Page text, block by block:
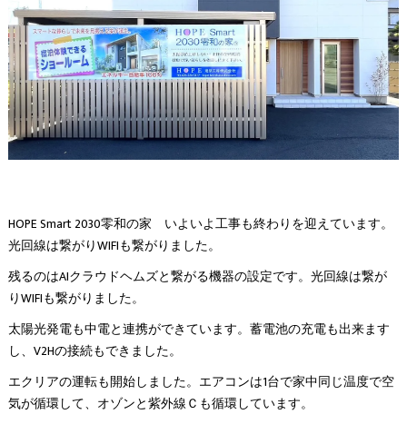
HOPE Smart 2030零和の家 いよいよ工事も終わりを迎えています。
光回線は繋がりWIFIも繋がりました。
残るのはAIクラウドヘムズと繋がる機器の設定です。光回線は繋が
りWIFIも繋がりました。
太陽光発電も中電と連携ができています。蓄電池の充電も出来ます
し、V2Hの接続もできました。
エクリアの運転も開始しました。エアコンは1台で家中同じ温度で空
気が循環して、オゾンと紫外線Ｃも循環しています。